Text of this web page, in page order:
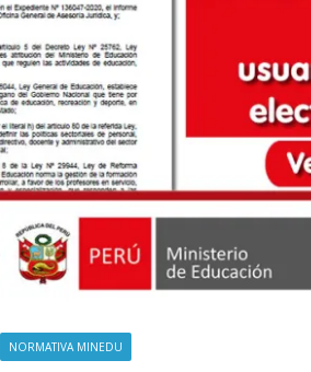
NORMATIVA MINEDU